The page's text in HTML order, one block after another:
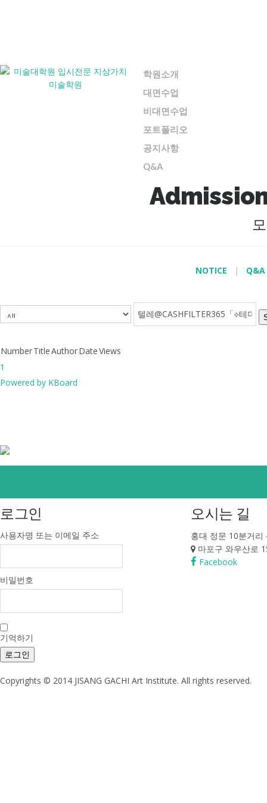
학원소개
대면수업
비대면수업
포트폴리오
공지사항
Q&A
NOTICE | Q&A
NumberTitleAuthorDateViews
1
Powered by KBoard
로그인
사용자명 또는 이메일 주소
비밀번호
기억하기
로그인
오시는 길
홍대 정문 10분거리
마포구 와우산로
Facebook
Copyrights © 2014 JISANG GACHI Art Institute. All rights reserved.